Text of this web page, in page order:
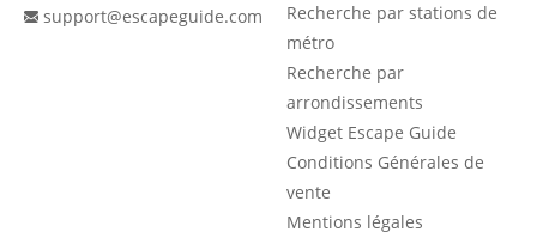
support@escapeguide.com
Recherche par stations de
métro
Recherche par
arrondissements
Widget Escape Guide
Conditions Générales de
vente
Mentions légales